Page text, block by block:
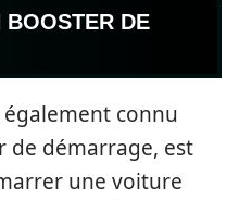
BOOSTER DE
connu
de démarrage, est
une voiture